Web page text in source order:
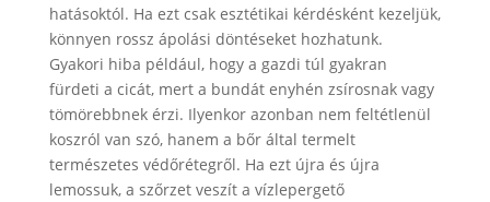
hatásoktól. Ha ezt csak esztétikai kérdésként kezeljük,
könnyen rossz ápolási döntéseket hozhatunk.
Gyakori hiba például, hogy a gazdi túl gyakran
fürdeti a cicát, mert a bundát enyhén zsírosnak vagy
tömörebbnek érzi. Ilyenkor azonban nem feltétlenül
koszról van szó, hanem a bőr által termelt
természetes védőrétegről. Ha ezt újra és újra
lemossuk, a szőrzet veszít a vízlepergető